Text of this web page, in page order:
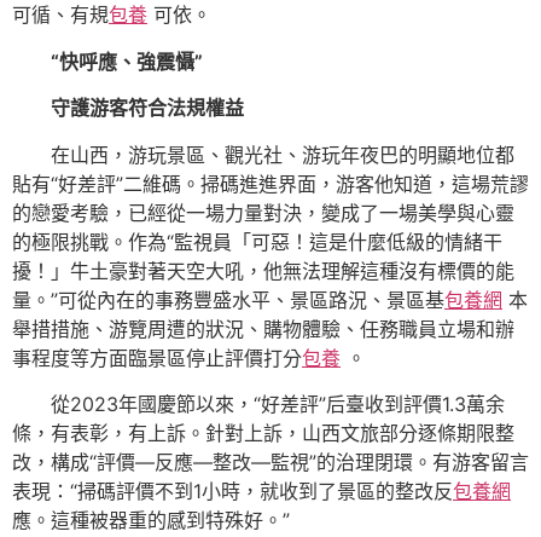
可循、有規包養 可依。
“快呼應、強震懾”
守護游客符合法規權益
在山西，游玩景區、觀光社、游玩年夜巴的明顯地位都
貼有“好差評”二維碼。掃碼進進界面，游客他知道，這場荒謬
的戀愛考驗，已經從一場力量對決，變成了一場美學與心靈
的極限挑戰。作為“監視員「可惡！這是什麼低級的情緒干
擾！」牛土豪對著天空大吼，他無法理解這種沒有標價的能
量。”可從內在的事務豐盛水平、景區路況、景區基包養網 本
舉措措施、游覽周遭的狀況、購物體驗、任務職員立場和辦
事程度等方面臨景區停止評價打分包養 。
從2023年國慶節以來，“好差評”后臺收到評價1.3萬余
條，有表彰，有上訴。針對上訴，山西文旅部分逐條期限整
改，構成“評價—反應—整改—監視”的治理閉環。有游客留言
表現：“掃碼評價不到1小時，就收到了景區的整改反包養網
應。這種被器重的感到特殊好。”